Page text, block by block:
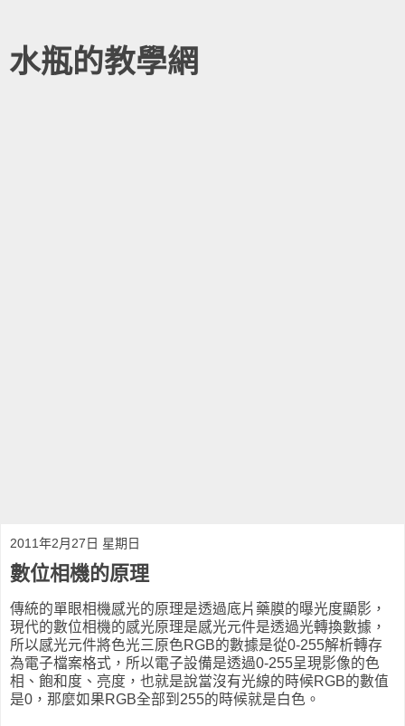
水瓶的教學網
2011年2月27日 星期日
數位相機的原理
傳統的單眼相機感光的原理是透過底片藥膜的曝光度顯影，
現代的數位相機的感光原理是感光元件是透過光轉換數據，
所以感光元件將色光三原色RGB的數據是從0-255解析轉存
為電子檔案格式，所以電子設備是透過0-255呈現影像的色
相、飽和度、亮度，也就是說當沒有光線的時候RGB的數值
是0，那麼如果RGB全部到255的時候就是白色。